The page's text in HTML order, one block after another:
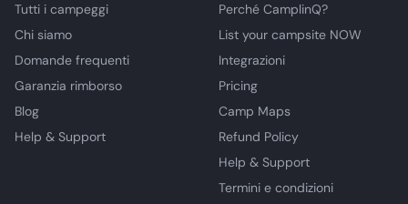
Tutti i campeggi
Chi siamo
Domande frequenti
Garanzia rimborso
Blog
Help & Support
Perché CamplinQ?
List your campsite NOW
Integrazioni
Pricing
Camp Maps
Refund Policy
Help & Support
Termini e condizioni